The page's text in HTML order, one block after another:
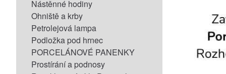
Nástěnné hodiny
Ohniště a krby
Petrolejová lampa
Podložka pod hrnec
PORCELÁNOVÉ PANENKY
Prostírání a podnosy